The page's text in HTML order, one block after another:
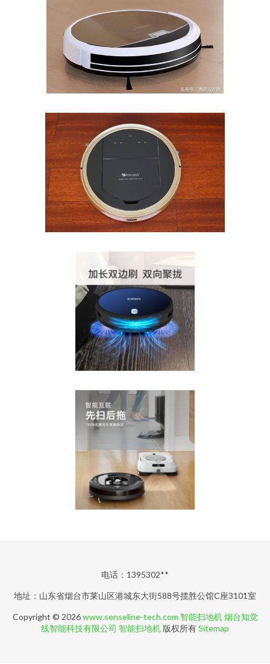
电话：1395302**
地址：山东省烟台市莱山区港城东大街588号揽胜公馆C座3101室
Copyright © 2026www.senseline-tech.com 智能扫地机 烟台知觉
线智能科技有限公司 智能扫地机 版权所有Sitemap